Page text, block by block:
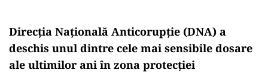
Direcția Națională Anticorupție (DNA) a
deschis unul dintre cele mai sensibile dosare
ale ultimilor ani în zona protecției